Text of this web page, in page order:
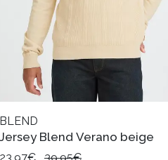
BLEND
Jersey Blend Verano beige
23,97€ 39,95€